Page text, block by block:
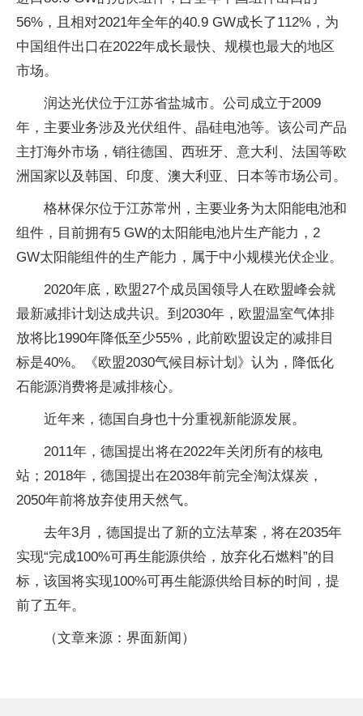
56%，且相对2021年全年的40.9 GW成长了112%，为
中国组件出口在2022年成长最快、规模也最大的地区
市场。
润达光伏位于江苏省盐城市。公司成立于2009
年，主要业务涉及光伏组件、晶硅电池等。该公司产品
主打海外市场，销往德国、西班牙、意大利、法国等欧
洲国家以及韩国、印度、澳大利亚、日本等市场公司。
格林保尔位于江苏常州，主要业务为太阳能电池和
组件，目前拥有5 GW的太阳能电池片生产能力，2
GW太阳能组件的生产能力，属于中小规模光伏企业。
2020年底，欧盟27个成员国领导人在欧盟峰会就
最新减排计划达成共识。到2030年，欧盟温室气体排
放将比1990年降低至少55%，此前欧盟设定的减排目
标是40%。《欧盟2030气候目标计划》认为，降低化
石能源消费将是减排核心。
近年来，德国自身也十分重视新能源发展。
2011年，德国提出将在2022年关闭所有的核电
站；2018年，德国提出在2038年前完全淘汰煤炭，
2050年前将放弃使用天然气。
去年3月，德国提出了新的立法草案，将在2035年
实现“完成100%可再生能源供给，放弃化石燃料”的目
标，该国将实现100%可再生能源供给目标的时间，提
前了五年。
（文章来源：界面新闻）